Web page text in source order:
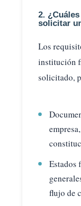
2.
solicitar
Los
institución
solicitado,
Estados
flujo de